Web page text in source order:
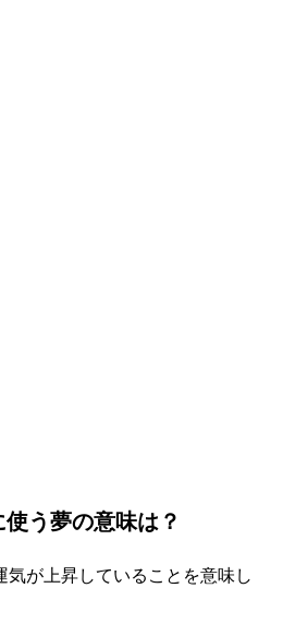
う夢の意味は？
気が上昇していることを意味し